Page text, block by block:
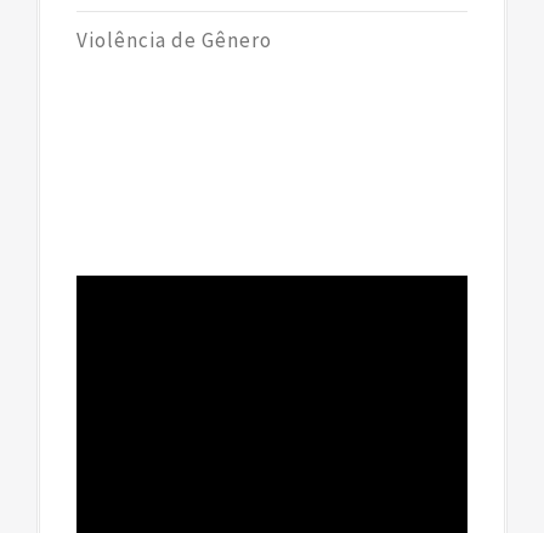
Violência de Gênero